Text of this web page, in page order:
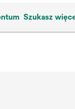
Szukasz